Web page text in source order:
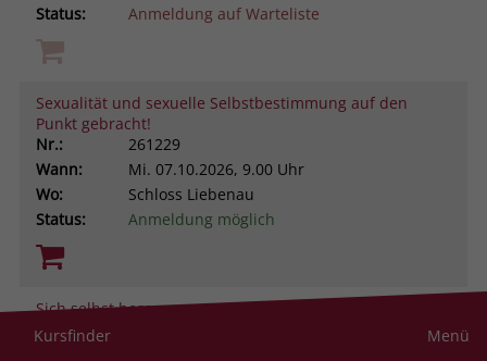
Status:
Anmeldung auf Warteliste
Sexualität und sexuelle Selbstbestimmung auf den
Punkt gebracht!
Nr.:
261229
Wann:
Mi. 07.10.2026, 9.00 Uhr
Wo:
Schloss Liebenau
Status:
Anmeldung möglich
Sich selbst besser managen. Aus ungeliebten
Persönlichkeitsanteilen neue Ressourcen gewinnen -
Kursfinder Menü